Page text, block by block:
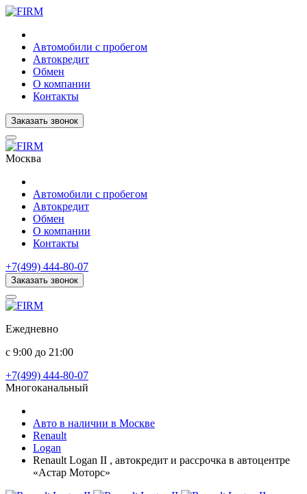
Автомобили с пробегом
Автокредит
Обмен
О компании
Контакты
Заказать звонок
Москва
Автомобили с пробегом
Автокредит
Обмен
О компании
Контакты
+7(499) 444-80-07
Заказать звонок
Ежедневно
с 9:00 до 21:00
+7(499) 444-80-07
Многоканальный
Авто в наличии в Москве
Renault
Logan
Renault Logan II , автокредит и рассрочка в автоцентре
«Астар Моторс»